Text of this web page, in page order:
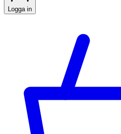
Logga in